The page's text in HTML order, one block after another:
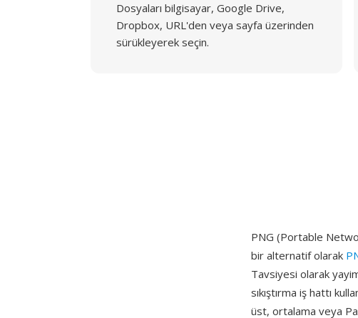
Dosyaları bilgisayar, Google Drive,
Dropbox, URL'den veya sayfa üzerinden
sürükleyerek seçin.
PNG (Portable
bir alternatif olarak
Tavsiyesi olarak
sıkıştırma iş hattı
üst, ortalama veya